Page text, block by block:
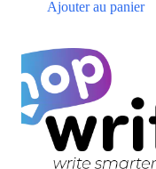
Ajouter au panier